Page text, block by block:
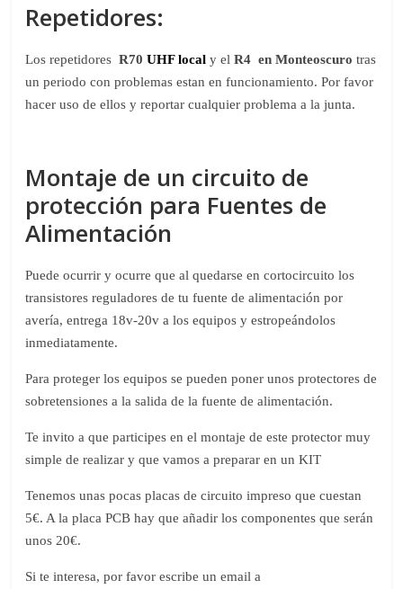
Repetidores:
Los repetidoresR70 UHF local y elR4 en Monteoscurotras
un periodo con problemas estan en funcionamiento. Por favor
hacer uso de ellos y reportar cualquier problema a la junta.
Montaje de un circuito de
protección para Fuentes de
Alimentación
Puede ocurrir y ocurre que al quedarse en cortocircuito los
transistores reguladores de tu fuente de alimentación por
avería, entrega 18v-20v a los equipos y estropeándolos
inmediatamente.
Para proteger los equipos se pueden poner unos protectores de
sobretensiones a la salida de la fuente de alimentación.
Te invito a que participes en el montaje de este protector muy
simple de realizar y que vamos a preparar en un KIT
Tenemos unas pocas placas de circuito impreso que cuestan
5€. A la placa PCB hay que añadir los componentes que serán
unos 20€.
Si te interesa, por favor escribe un email a